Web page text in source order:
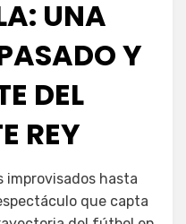
UNA
Y
DEL
REY
improvisados hasta
que capta